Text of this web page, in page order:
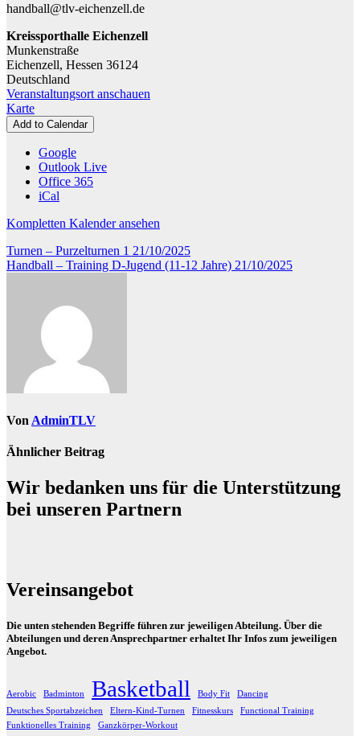
6)
handball@tlv-eichenzell.de
Kreissporthalle Eichenzell
Munkenstraße
Eichenzell, Hessen 36124
Deutschland
Veranstaltungsort anschauen
KarteKreissporthalle
Eichenzell
Add to Calendar
Google
Outlook Live
Office 365
iCal
Kompletten Kalender ansehen
Beitragsnavigation
Turnen – Purzelturnen 1 21/10/2025
Handball – Training D-Jugend (11-12 Jahre) 21/10/2025
Von AdminTLV
Ähnlicher Beitrag
Wir bedanken uns für die Unterstützung
bei unseren Partnern
Vereinsangebot
Die unten stehenden Begriffe führen zur jeweiligen Abteilung. Über die
Abteilungen und deren Ansprechpartner erhaltet Ihr Infos zum jeweiligen
Angebot.
Aerobic Badminton Basketball Body Fit
Dancing
Deutsches Sportabzeichen
Eltern-Kind-Turnen Fitnesskurs
Functional Training
Funktionelles Training
Ganzkörper-Workout